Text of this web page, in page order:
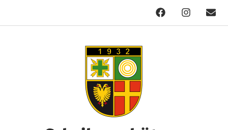
FacebookInstagram
Mail